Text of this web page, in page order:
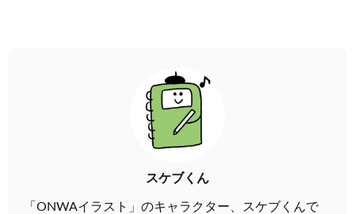
スケブくん
「ONWAイラスト」のキャラクター、スケブくんで